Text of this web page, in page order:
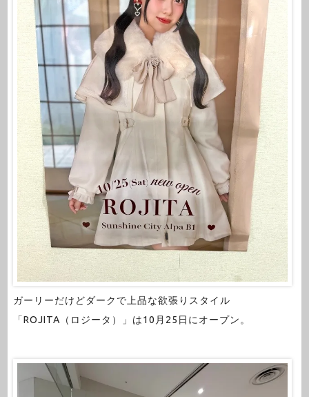
ガーリーだけどダークで上品な欲張りスタイル
「ROJITA（ロジータ）」は10月25日にオープン。